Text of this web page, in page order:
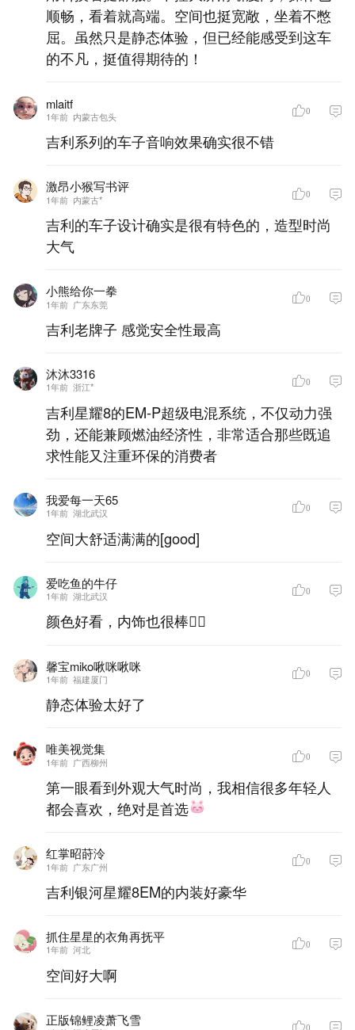
顺畅，看着就高端。空间也挺宽敞，坐着不憋
屈。虽然只是静态体验，但已经能感受到这车
的不凡，挺值得期待的！
mlaitf
1年前 内蒙古包头 0
吉利系列的车子音响效果确实很不错
激昂小猴写书评
1年前 内蒙古* 0
吉利的车子设计确实是很有特色的，造型时尚
大气
小熊给你一拳
1年前 广东东莞 0
吉利老牌子 感觉安全性最高
沐沐3316
1年前 浙江* 0
吉利星耀8的EM-P超级电混系统，不仅动力强
劲，还能兼顾燃油经济性，非常适合那些既追
求性能又注重环保的消费者
我爱每一天65
1年前 湖北武汉 0
空间大舒适满满的[good]
爱吃鱼的牛仔
1年前 湖北武汉 0
颜色好看，内饰也很棒👍🏻
馨宝miko啾咪啾咪
1年前 福建厦门 0
静态体验太好了
唯美视觉集
1年前 广西柳州 0
第一眼看到外观大气时尚，我相信很多年轻人
都会喜欢，绝对是首选
红掌昭莳泠
1年前 广东广州 0
吉利银河星耀8EM的内装好豪华
抓住星星的衣角再抚平
1年前 河北 0
空间好大啊
正版锦鲤凌萧飞雪 0